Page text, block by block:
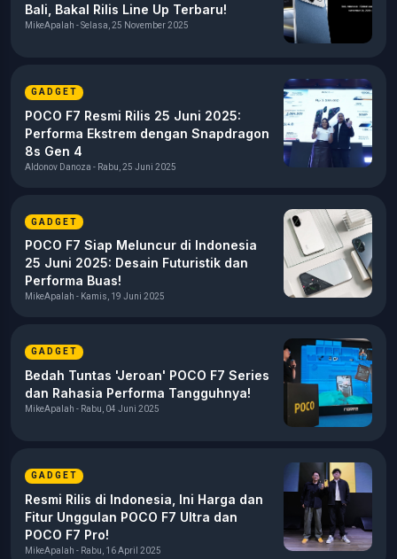
Bali, Bakal Rilis Line Up Terbaru!
MikeApalah - Selasa, 25 November 2025
GADGET
POCO F7 Resmi Rilis 25 Juni 2025:
Performa Ekstrem dengan Snapdragon
8s Gen 4
Aldonov Danoza - Rabu, 25 Juni 2025
GADGET
POCO F7 Siap Meluncur di Indonesia
25 Juni 2025: Desain Futuristik dan
Performa Buas!
MikeApalah - Kamis, 19 Juni 2025
GADGET
Bedah Tuntas 'Jeroan' POCO F7 Series
dan Rahasia Performa Tangguhnya!
MikeApalah - Rabu, 04 Juni 2025
GADGET
Resmi Rilis di Indonesia, Ini Harga dan
Fitur Unggulan POCO F7 Ultra dan
POCO F7 Pro!
MikeApalah - Rabu, 16 April 2025